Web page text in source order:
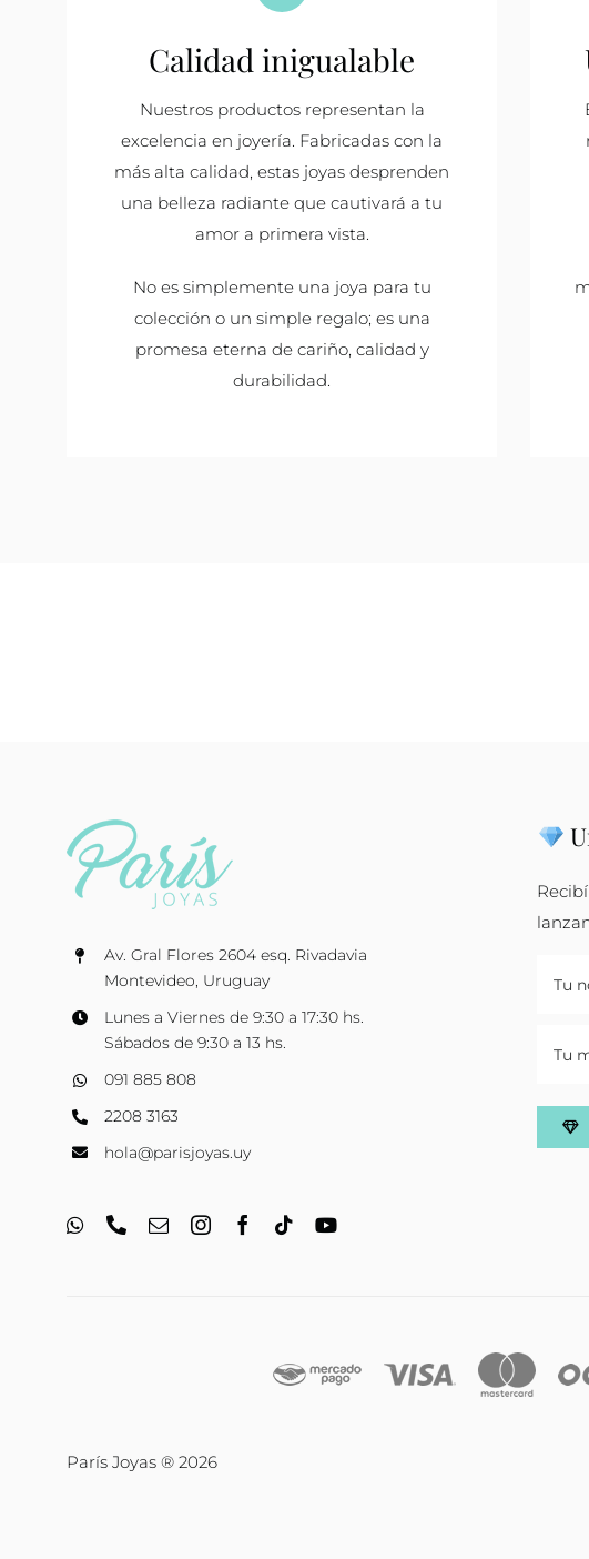
Calidad inigualable
Nuestros productos representan la
excelencia en joyería. Fabricadas con la
más alta calidad, estas joyas desprenden
una belleza radiante que cautivará a tu
amor a primera vista.
No es simplemente una joya para tu
colección o un simple regalo; es una
promesa eterna de cariño, calidad y
durabilidad.
Av. Gral Flores 2604 esq. Rivadavia
Montevideo, Uruguay
Lunes a Viernes de 9:30 a 17:30 hs.
Sábados de 9:30 a 13 hs.
091 885 808
2208 3163
hola@parisjoyas.uy
París Joyas ® 2026